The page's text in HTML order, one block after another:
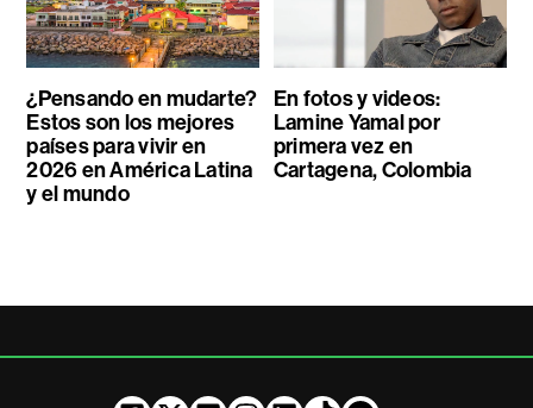
¿Pensando en mudarte?
Estos son los mejores
países para vivir en
2026 en América Latina
y el mundo
En fotos y videos:
Lamine Yamal por
primera vez en
Cartagena, Colombia